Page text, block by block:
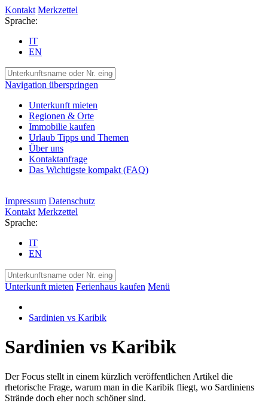
Kontakt Merkzettel
Sprache:
IT
EN
Navigation überspringen
Unterkunft mieten
Regionen & Orte
Immobilie kaufen
Urlaub Tipps und Themen
Über uns
Kontaktanfrage
Das Wichtigste kompakt (FAQ)
Impressum Datenschutz
Kontakt Merkzettel
Sprache:
IT
EN
Unterkunft mieten Ferienhaus kaufen Menü
Sardinien vs Karibik
Sardinien vs Karibik
Der Focus stellt in einem kürzlich veröffentlichen Artikel die
rhetorische Frage, warum man in die Karibik fliegt, wo Sardiniens
Strände doch eher noch schöner sind.